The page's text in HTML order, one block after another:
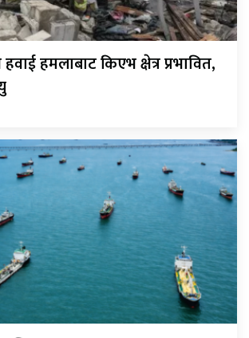
हमलाबाट किएभ क्षेत्र प्रभावित,